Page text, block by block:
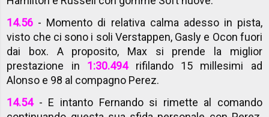
14.56 - Momento di relativa calma adesso in pista,
visto che ci sono i soli Verstappen, Gasly e Ocon fuori
dai box. A proposito, Max si prende la miglior
prestazione in 1:30.494rifilando 15 millesimi ad
Alonso e 98 al compagno Perez.
14.54 - E intanto Fernando si rimette al comando